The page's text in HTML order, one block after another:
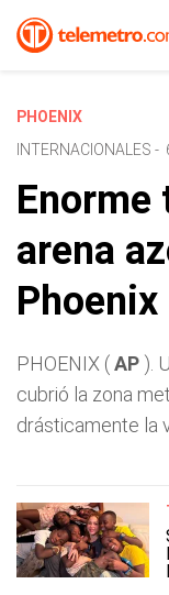
PHOENIX
INTERNACIONALES -
Enorme
arena
Phoenix
PHOENIX (AP ).
cubrió la zona
drásticamente la